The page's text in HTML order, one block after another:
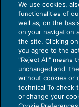
Sul lato attivo
della
denaro
Come
guida per
24 Luglio
di Sofia
We use cookies,
functionalities of
well as, on the
on your navigation
the site. Clicking on
you agree to the
"Reject All" means
unchanged and,
without cookies or
technical To check
or change your